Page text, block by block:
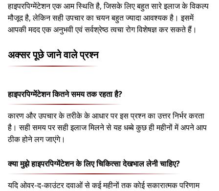
हाइपरपिग्मेंटेशन एक आम स्थिति है, जिसके लिए बहुत सारे इलाज के विकल्प
मौजूद है, लेकिन सही उपचार का चयन बहुत ज्यादा आवश्यक है। इसमें
आपकी मदद एक अनुभवी एवं सर्वश्रेष्ठ त्वचा रोग विशेषज्ञ कर सकते हैं।
अक्सर पूछे जाने वाले प्रश्न
हाइपरपिग्मेंटेशन कितने समय तक रहता है?
कारण और उपचार के तरीके के आधार पर इस प्रश्न का उत्तर निर्भर करता
है। सही समय पर सही इलाज मिलने से यह धब्बे कुछ ही महीनों में अपने आप
ठीक होने लग जाएंगे।
क्या मुझे हाइपरपिग्मेंटेशन के लिए चिकित्सा देखभाल लेनी चाहिए?
यदि ओवर-द-काउंटर दवाओं से कई महीनों तक कोई सकारात्मक परिणाम